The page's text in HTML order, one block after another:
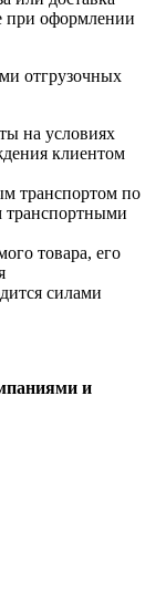
при оформлении
отгрузочных
на условиях
клиентом
транспортом по
транспортными
товара, его
силами
и